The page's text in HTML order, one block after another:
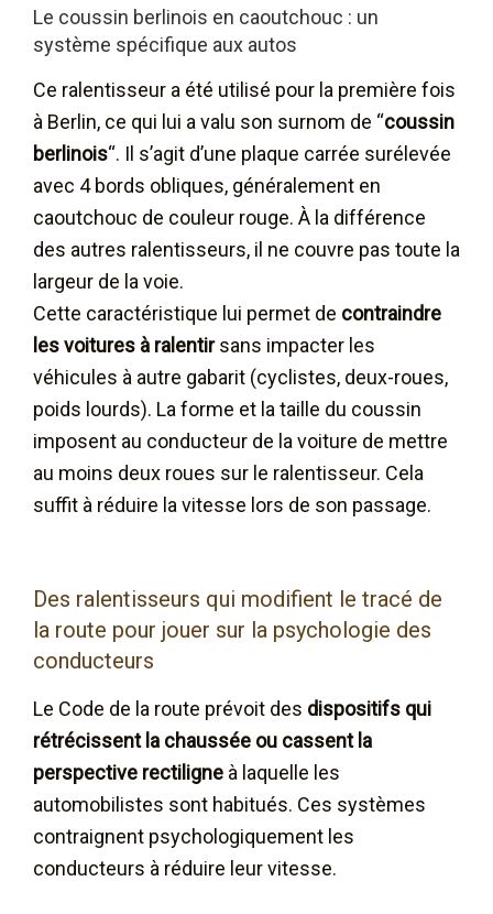
Le coussin berlinois en caoutchouc : un
système spécifique aux autos
Ce ralentisseur a été utilisé pour la première fois
à Berlin, ce qui lui a valu son surnom de “coussin
berlinois“. Il s’agit d’une plaque carrée surélevée
avec 4 bords obliques, généralement en
caoutchouc de couleur rouge. À la différence
des autres ralentisseurs, il ne couvre pas toute la
largeur de la voie.
Cette caractéristique lui permet de contraindre
les voitures à ralentirsans impacter les
véhicules à autre gabarit (cyclistes, deux-roues,
poids lourds). La forme et la taille du coussin
imposent au conducteur de la voiture de mettre
au moins deux roues sur le ralentisseur. Cela
suffit à réduire la vitesse lors de son passage.
Des ralentisseurs qui modifient le tracé de
la route pour jouer sur la psychologie des
conducteurs
Le Code de la route prévoit des dispositifs qui
rétrécissent la chaussée ou cassent la
perspective rectiligne à laquelle les
automobilistes sont habitués. Ces systèmes
contraignent psychologiquement les
conducteurs à réduire leur vitesse.